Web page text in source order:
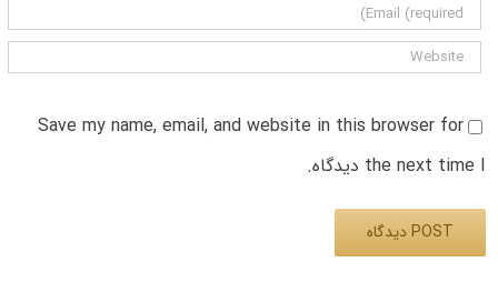
Save my name, email, and website in this browser for
the next time I دیدگاه.